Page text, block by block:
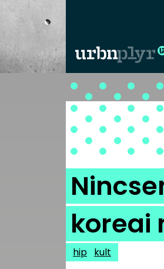
koreai
hip kult